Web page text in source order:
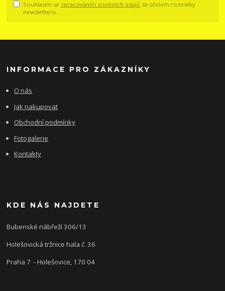
Souhlasím se zpracováním osobních údajů za účelem rozesílky
newsletteru.
INFORMACE PRO ZÁKAZNÍKY
O nás
Jak nakupovat
Obchodní podmínky
Fotogalerie
Kontakty
KDE NÁS NAJDETE
Bubenské nábřeží 306/13
Holešovická tržnice hala č. 36
Praha 7 - Holešovice, 170 04